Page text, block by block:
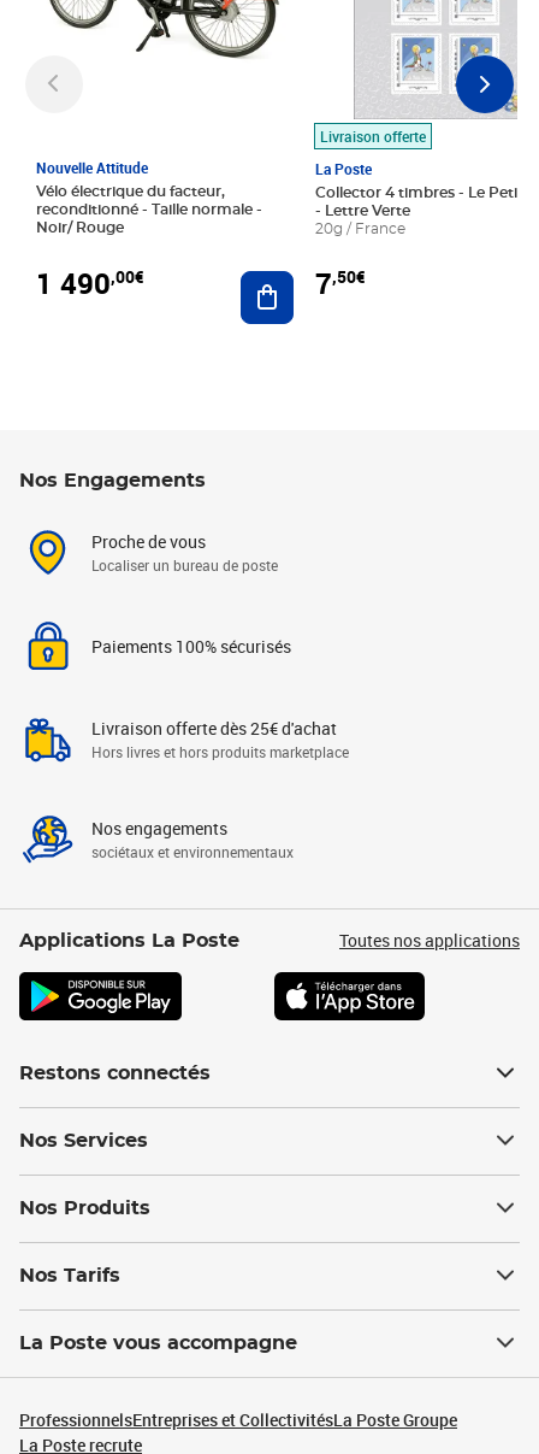
Nouvelle Attitude
Vélo électrique du facteur,
reconditionné - Taille normale -
Noir/ Rouge
1 490,00€ Ajouter au panier
Livraison offerte
La Poste
Collector 4 timbres - Le Petit
- Lettre Verte
20g / France
7,50€
Nos Engagements
Proche de vous
Localiser un bureau de poste
Paiements 100% sécurisés
Livraison offerte dès 25€ d'achat
Hors livres et hors produits marketplace
Nos engagements
sociétaux et environnementaux
Applications La Poste Toutes nos applications
Restons connectés
Nos Services
Nos Produits
Nos Tarifs
La Poste vous accompagne
ProfessionnelsEntreprises et CollectivitésLa Poste Groupe
La Poste recrute